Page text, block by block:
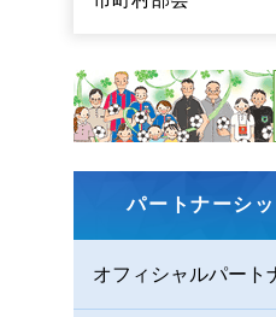
パートナーシ
オフィシャルパート